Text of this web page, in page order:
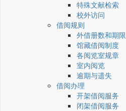
特殊文献检索
校外访问
借阅规则
外借册数和期限
馆藏借阅制度
各阅览室规章
室内阅览
逾期与遗失
借阅办理
开架借阅服务
闭架借阅服务